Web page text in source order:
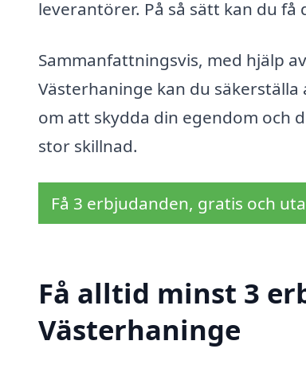
leverantörer. På så sätt kan du
Sammanfattningsvis, med hjälp
Västerhaninge kan du
om att skydda din egendom och
stor skillnad.
Få 3 erbjudanden, gratis och
Få alltid minst 3
Västerhaninge